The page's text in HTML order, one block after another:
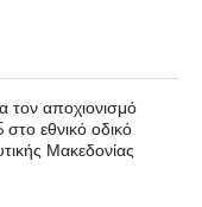
αποχιονισμό
εθνικό οδικό
Μακεδονίας